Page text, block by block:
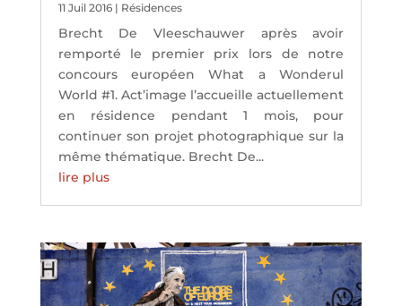
11 Juil 2016| Résidences
Brecht De Vleeschauwer après avoir
remporté le premier prix lors de notre
concours européen What a Wonderul
World #1. Act’image l’accueille actuellement
en résidence pendant 1 mois, pour
continuer son projet photographique sur la
même thématique. Brecht De...
lire plus